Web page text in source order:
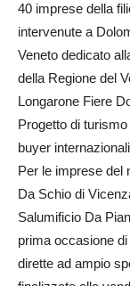
40 imprese della
intervenute a
Veneto dedicato
della Regione del
Longarone Fiere
Progetto di turismo
buyer
Per le imprese del
Da Schio di
Salumificio Da
prima occasione
dirette ad ampio